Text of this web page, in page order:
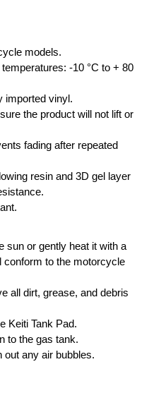
models.
-10 °C to + 80
imported vinyl.
the product will not lift or
fading after repeated
resin and 3D gel layer
sun or gently heat it with a
conform to the motorcycle
all dirt, grease, and debris
Keiti Tank Pad.
to the gas tank.
out any air bubbles.